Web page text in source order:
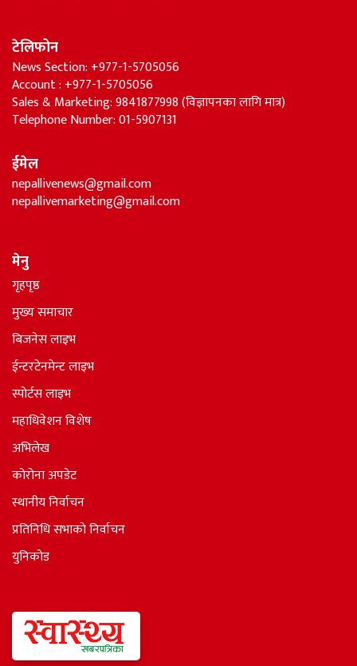
टेलिफोन
News Section: +977-1-5705056
Account : +977-1-5705056
Sales & Marketing: 9841877998 (विज्ञापनका लागि मात्र)
Telephone Number: 01-5907131
ईमेल
nepallivenews@gmail.com
nepallivemarketing@gmail.com
मेनु
गृहपृष्ठ
मुख्य समाचार
बिजनेस लाइभ
ईन्टरटेनमेन्ट लाइभ
स्पोर्टस लाइभ
महाधिवेशन विशेष
अभिलेख
कोरोना अपडेट
स्थानीय निर्वाचन
प्रतिनिधि सभाकाे निर्वाचन
युनिकोड